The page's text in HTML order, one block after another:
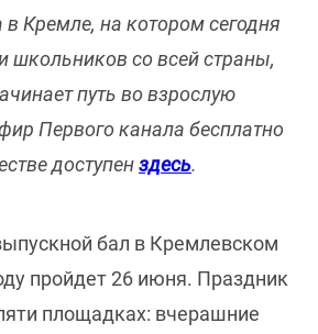
Кремле, на котором сегодня
школьников со всей страны,
путь во взрослую
Первого канала бесплатно
доступенздесь.
бал в Кремлевском
пройдет 26 июня. Праздник
площадках: вчерашние